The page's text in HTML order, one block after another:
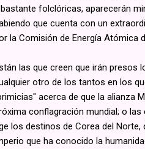
folclóricas, aparecerán
que cuenta con un
la Comisión de Energía Atómica
las que creen que irán presos
otro de los tantos en los
acerca de que la alianza
conflagración mundial; o
los destinos de Corea del
que ha conocido la